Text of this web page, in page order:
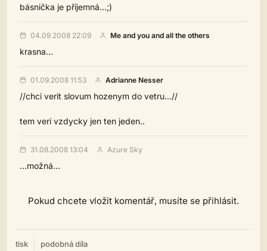
básnička je příjemná...;)
04.09.2008 22:09 Me and you and all the others
krasna...
01.09.2008 11:53 Adrianne Nesser
//chci verit slovum hozenym do vetru...//
tem veri vzdycky jen ten jeden..
31.08.2008 13:04 Azure Sky
...možná...
Pokud chcete vložit komentář, musíte se přihlásit.
tisk podobná díla